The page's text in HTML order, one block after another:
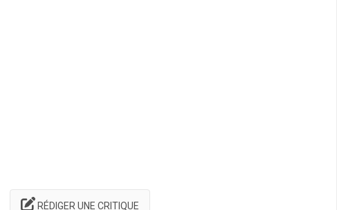
RÉDIGER UNE CRITIQUE